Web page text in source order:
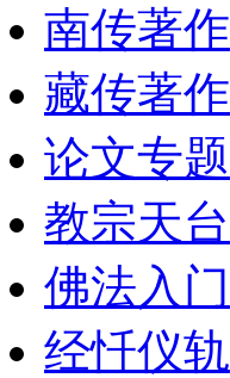
南传著作
藏传著作
论文专题
教宗天台
佛法入门
经忏仪轨